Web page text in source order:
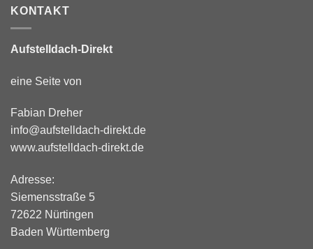
KONTAKT
Aufstelldach-Direkt
eine Seite von
Fabian Dreher
info@aufstelldach-direkt.de
www.aufstelldach-direkt.de
Adresse:
Siemensstraße 5
72622 Nürtingen
Baden Württemberg